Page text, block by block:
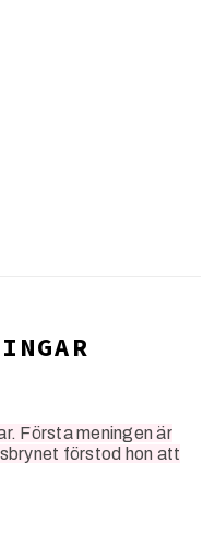
Första meningen är
förstod hon att